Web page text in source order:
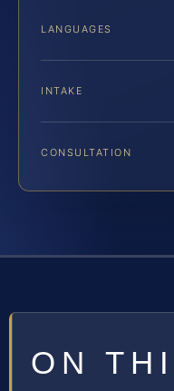
LANGUAGES
INTAKE
CONSULTATION
ON